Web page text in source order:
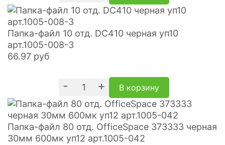
Папка-файл 10 отд. DC410 черная уп10
арт.1005-008-3
66.97 руб
- + В корзину
Папка-файл 80 отд. OfficeSpace 373333 черная
30мм 600мк уп12 арт.1005-042